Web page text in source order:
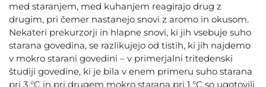
med staranjem, med kuhanjem reagirajo drug z
drugim, pri čemer nastanejo snovi z aromo in okusom.
Nekateri prekurzorji in hlapne snovi, ki jih vsebuje suho
starana govedina, se razlikujejo od tistih, ki jih najdemo
v mokro starani govedini – v primerjalni tritedenski
študiji govedine, ki je bila v enem primeru suho starana
pri 3 °C in pri drugem mokro starana pri 1 °C so ugotovili